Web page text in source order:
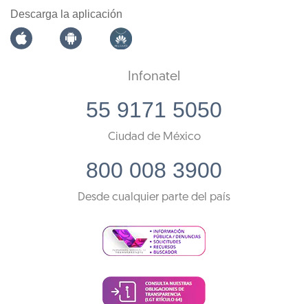
Descarga la aplicación
Infonatel
55 9171 5050
Ciudad de México
800 008 3900
Desde cualquier parte del país